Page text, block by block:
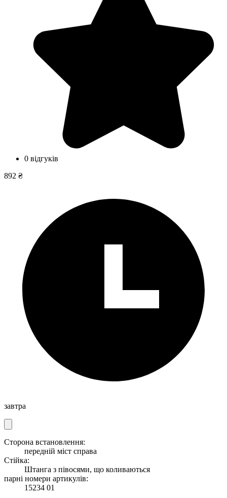
0 відгуків
892 ₴
завтра
Сторона встановлення:
передній міст справа
Стійка:
Штанга з півосями, що коливаються
парні номери артикулів:
15234 01